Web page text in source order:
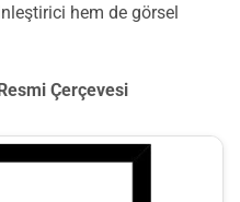
hem de görsel
Çerçevesi